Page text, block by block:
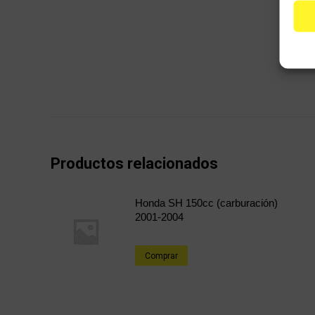
Productos relacionados
Honda SH 150cc (carburación)
2001-2004
Comprar